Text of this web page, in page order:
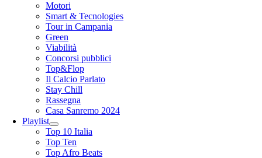
Motori
Smart & Tecnologies
Tour in Campania
Green
Viabilità
Concorsi pubblici
Top&Flop
Il Calcio Parlato
Stay Chill
Rassegna
Casa Sanremo 2024
Playlist
Top 10 Italia
Top Ten
Top Afro Beats